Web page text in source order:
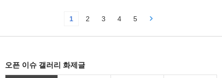
1 2 3 4 5
오픈 이슈 갤러리 화제글